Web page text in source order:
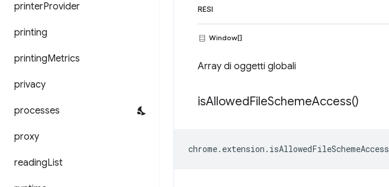
printerProvider
printing
printingMetrics
privacy
processes
proxy
readingList
RESI
Window[]
Array di oggetti globali
isAllowedFileSchemeAccess()
chrome. extension . isAllowedFileSchemeAccess